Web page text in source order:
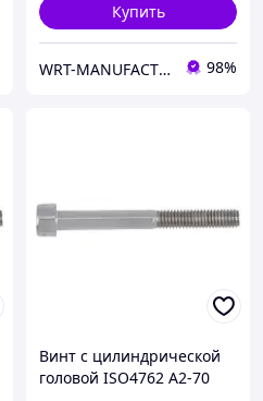
Купить
WRT-MANUFACTURING 98%
Винт с цилиндрической
головой ISO4762 A2-70